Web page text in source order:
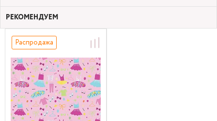
РЕКОМЕНДУЕМ
Распродажа